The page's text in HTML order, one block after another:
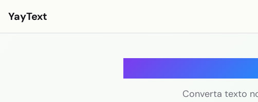
YayText
Converta texto